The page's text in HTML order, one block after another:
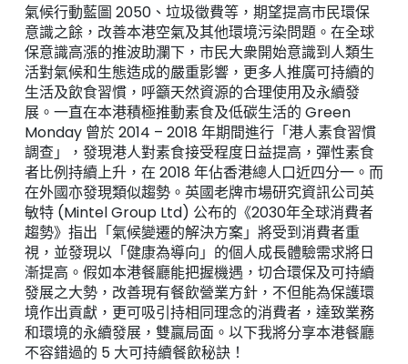
氣候行動藍圖 2050、垃圾徵費等，期望提高市民環保
意識之餘，改善本港空氣及其他環境污染問題。在全球
保意識高漲的推波助瀾下，市民大衆開始意識到人類生
活對氣候和生態造成的嚴重影響，更多人推廣可持續的
生活及飲食習慣，呼籲天然資源的合理使用及永續發
展。一直在本港積極推動素食及低碳生活的 Green
Monday 曾於 2014 – 2018 年期間進行「港人素食習慣
調查」，發現港人對素食接受程度日益提高，彈性素食
者比例持續上升，在 2018 年佔香港總人口近四分一。而
在外國亦發現類似趨勢。英國老牌市場研究資訊公司英
敏特 (Mintel Group Ltd) 公布的《2030年全球消費者
趨勢》指出「氣候變遷的解決方案」將受到消費者重
視，並發現以「健康為導向」的個人成長體驗需求將日
漸提高。假如本港餐廳能把握機遇，切合環保及可持續
發展之大勢，改善現有餐飲營業方針，不但能為保護環
境作出貢獻，更可吸引持相同理念的消費者，達致業務
和環境的永續發展，雙贏局面。以下我將分享本港餐廳
不容錯過的 5 大可持續餐飲秘訣！